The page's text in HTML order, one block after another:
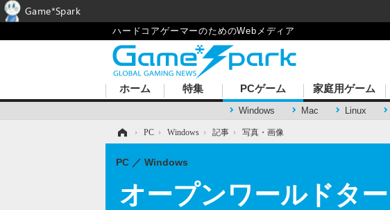
ハードコアゲーマーのためのWebメディア
ホーム 特集 PCゲーム
Windows Mac Linux
家庭用ゲーム
› PC › Windows › 記事 › 写真・画像
オープンワールドタ
PC Windows
Game*Spark